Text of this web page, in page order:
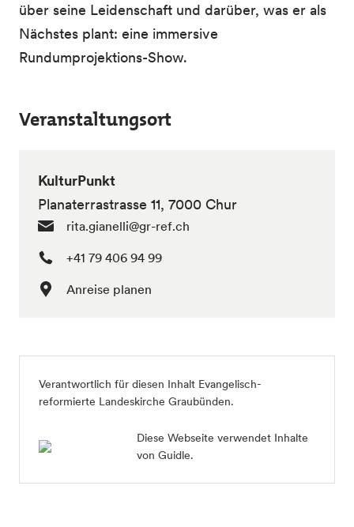
über seine Leidenschaft und darüber, was er als
Nächstes plant: eine immersive
Rundumprojektions-Show.
Veranstaltungsort
KulturPunkt
Planaterrastrasse 11, 7000 Chur
rita.gianelli@gr-ref.ch
+41 79 406 94 99
Anreise planen
Verantwortlich für diesen Inhalt Evangelisch-
reformierte Landeskirche Graubünden.
Diese Webseite verwendet Inhalte
von Guidle.